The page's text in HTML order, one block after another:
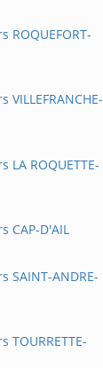
ROQUEFORT-
ROQUETTE-
CAP-D'AIL
SAINT-ANDRE-